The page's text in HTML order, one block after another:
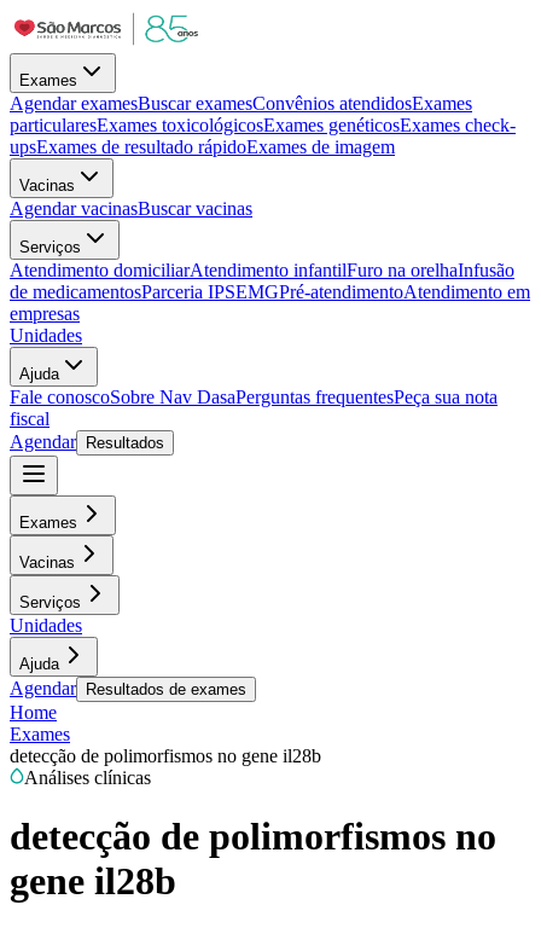
Exames
Agendar examesBuscar examesConvênios atendidosExames
particularesExames toxicológicosExames genéticosExames check-
upsExames de resultado rápidoExames de imagem
Vacinas
Agendar vacinasBuscar vacinas
Serviços
Atendimento domiciliarAtendimento infantilFuro na orelhaInfusão
de medicamentosParceria IPSEMGPré-atendimentoAtendimento em
empresas
Unidades
Ajuda
Fale conoscoSobre Nav DasaPerguntas frequentesPeça sua nota
fiscal
Agendar
Resultados
Exames
Vacinas
Serviços
Unidades
Ajuda
Agendar Resultados de exames
Home
Exames
detecção de polimorfismos no gene il28b
Análises clínicas
detecção de polimorfismos no
gene il28b